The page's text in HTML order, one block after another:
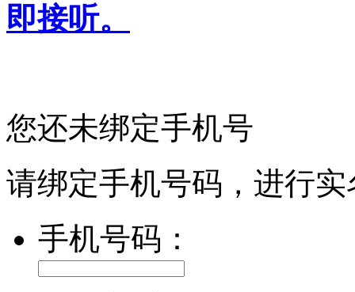
即接听。
您还未绑定手机号
请绑定手机号码，进行
手机号码：